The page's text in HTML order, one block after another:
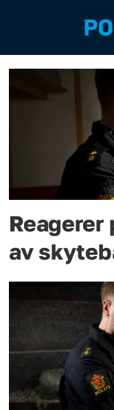
Emne:
av